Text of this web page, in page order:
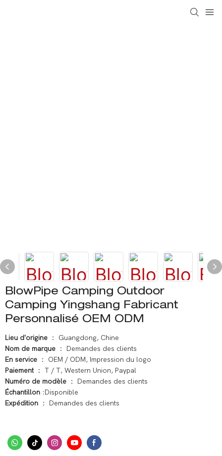
BlowPipe Camping Outdoor
Camping Yingshang Fabricant
Personnalisé OEM ODM
Lieu d'origine ： Guangdong, Chine
Nom de marque ： Demandes des clients
En service ： OEM / ODM, Impression du logo
Paiement ： T / T, Western Union, Paypal
Numéro de modèle ： Demandes des clients
Échantillon :Disponible
Expédition ： Demandes des clients